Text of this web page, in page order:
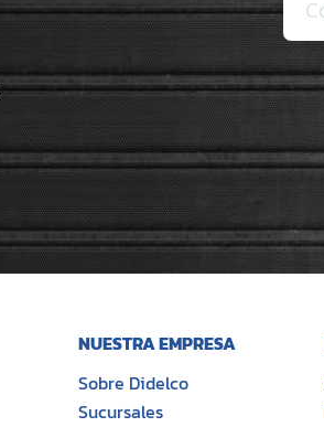
NUESTRA EMPRESA
Sobre Didelco
Sucursales